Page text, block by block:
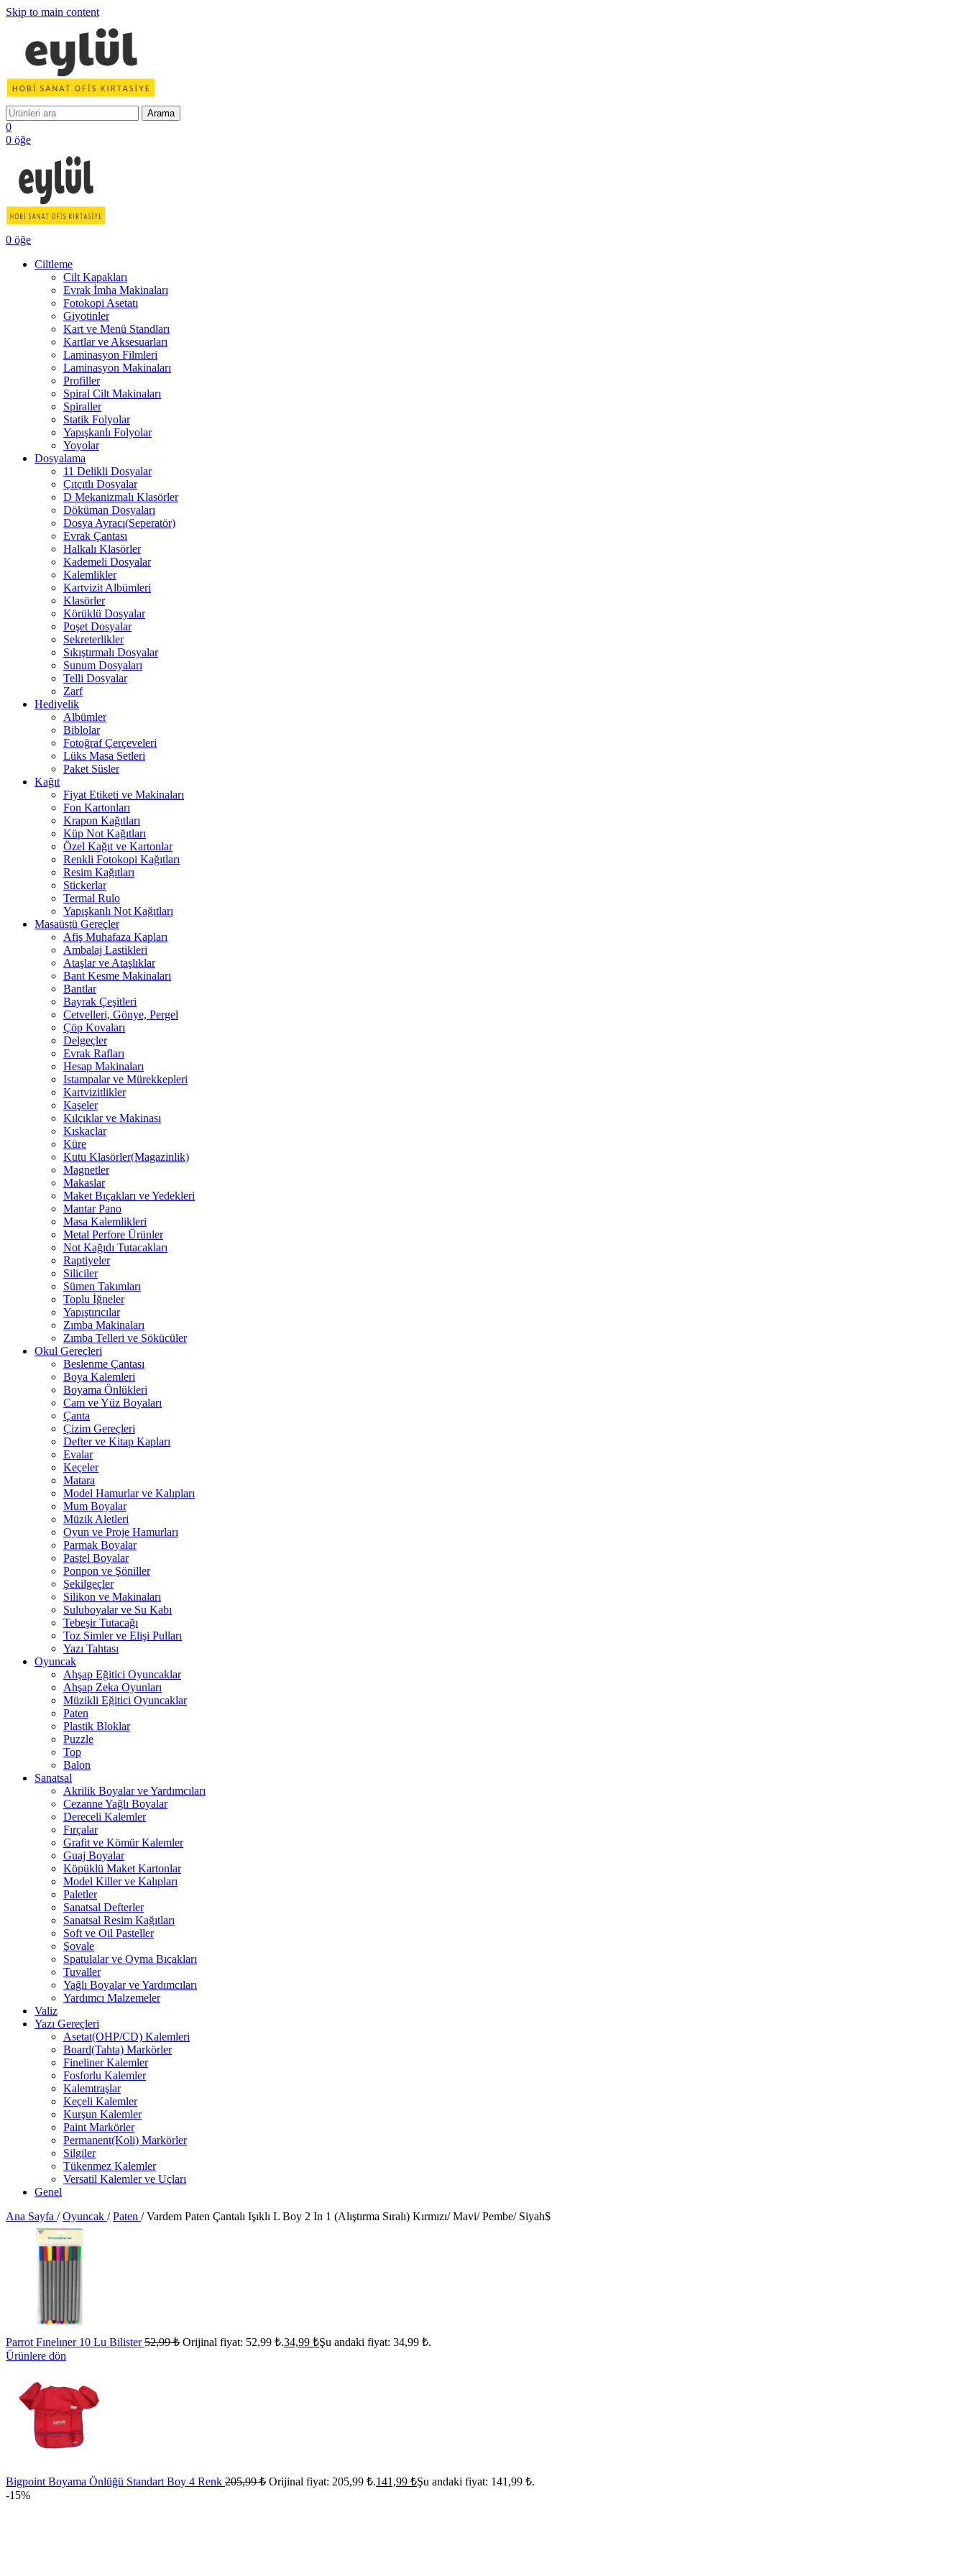
Skip to main content
Arama
0
0 öğe
0 öğe
Ciltleme
Cilt Kapakları
Evrak İmha Makinaları
Fotokopi Asetatı
Giyotinler
Kart ve Menü Standları
Kartlar ve Aksesuarları
Laminasyon Filmleri
Laminasyon Makinaları
Profiller
Spiral Cilt Makinaları
Spiraller
Statik Folyolar
Yapışkanlı Folyolar
Yoyolar
Dosyalama
11 Delikli Dosyalar
Çıtçıtlı Dosyalar
D Mekanizmalı Klasörler
Döküman Dosyaları
Dosya Ayracı(Seperatör)
Evrak Çantası
Halkalı Klasörler
Kademeli Dosyalar
Kalemlikler
Kartvizit Albümleri
Klasörler
Körüklü Dosyalar
Poşet Dosyalar
Sekreterlikler
Sıkıştırmalı Dosyalar
Sunum Dosyaları
Telli Dosyalar
Zarf
Hediyelik
Albümler
Biblolar
Fotoğraf Çerçeveleri
Lüks Masa Setleri
Paket Süsler
Kağıt
Fiyat Etiketi ve Makinaları
Fon Kartonları
Krapon Kağıtları
Küp Not Kağıtları
Özel Kağıt ve Kartonlar
Renkli Fotokopi Kağıtları
Resim Kağıtları
Stickerlar
Termal Rulo
Yapışkanlı Not Kağıtları
Masaüstü Gereçler
Afiş Muhafaza Kapları
Ambalaj Lastikleri
Ataşlar ve Ataşlıklar
Bant Kesme Makinaları
Bantlar
Bayrak Çeşitleri
Cetvelleri, Gönye, Pergel
Çöp Kovaları
Delgeçler
Evrak Rafları
Hesap Makinaları
Istampalar ve Mürekkepleri
Kartvizitlikler
Kaşeler
Kılçıklar ve Makinası
Kıskaçlar
Küre
Kutu Klasörler(Magazinlik)
Magnetler
Makaslar
Maket Bıçakları ve Yedekleri
Mantar Pano
Masa Kalemlikleri
Metal Perfore Ürünler
Not Kağıdı Tutacakları
Raptiyeler
Siliciler
Sümen Takımları
Toplu İğneler
Yapıştırıcılar
Zımba Makinaları
Zımba Telleri ve Sökücüler
Okul Gereçleri
Beslenme Çantası
Boya Kalemleri
Boyama Önlükleri
Cam ve Yüz Boyaları
Çanta
Çizim Gereçleri
Defter ve Kitap Kapları
Evalar
Keçeler
Matara
Model Hamurlar ve Kalıpları
Mum Boyalar
Müzik Aletleri
Oyun ve Proje Hamurları
Parmak Boyalar
Pastel Boyalar
Ponpon ve Şöniller
Şekilgeçler
Silikon ve Makinaları
Suluboyalar ve Su Kabı
Tebeşir Tutacağı
Toz Simler ve Elişi Pulları
Yazı Tahtası
Oyuncak
Ahşap Eğitici Oyuncaklar
Ahşap Zeka Oyunları
Müzikli Eğitici Oyuncaklar
Paten
Plastik Bloklar
Puzzle
Top
Balon
Sanatsal
Akrilik Boyalar ve Yardımcıları
Cezanne Yağlı Boyalar
Dereceli Kalemler
Fırçalar
Grafit ve Kömür Kalemler
Guaj Boyalar
Köpüklü Maket Kartonlar
Model Killer ve Kalıpları
Paletler
Sanatsal Defterler
Sanatsal Resim Kağıtları
Soft ve Oil Pasteller
Şovale
Spatulalar ve Oyma Bıçakları
Tuvaller
Yağlı Boyalar ve Yardımcıları
Yardımcı Malzemeler
Valiz
Yazı Gereçleri
Asetat(OHP/CD) Kalemleri
Board(Tahta) Markörler
Fineliner Kalemler
Fosforlu Kalemler
Kalemtraşlar
Keçeli Kalemler
Kurşun Kalemler
Paint Markörler
Permanent(Koli) Markörler
Silgiler
Tükenmez Kalemler
Versatil Kalemler ve Uçları
Genel
Ana Sayfa / Oyuncak / Paten / Vardem Paten Çantalı Işıklı L Boy 2 In 1 (Alıştırma Sıralı) Kırmızı/ Mavi/ Pembe/ Siyah$
Parrot Fınelıner 10 Lu Bilister52,99₺ Orijinal fiyat: 52,99 ₺.34,99 ₺Şu andaki fiyat: 34,99 ₺.
Ürünlere dön
Bigpoint Boyama Önlüğü Standart Boy 4 Renk 205,99₺ Orijinal fiyat: 205,99 ₺.141,99 ₺Şu andaki fiyat: 141,99 ₺.
-15%